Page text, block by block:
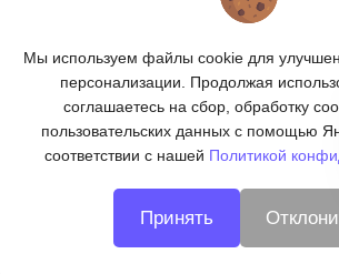
ПОДПИСКА
CNC66 - металлообработка
Мы используем файлы cookie для
персонализации. Продолжая
соглашаетесь на сбор, обработку
пользовательских данных с помощью
соответствии с нашей Политикой
Принять